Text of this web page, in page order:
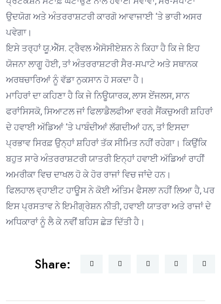
ਉਦਯੋਗ ਅਤੇ ਅੰਤਰਰਾਸ਼ਟਰੀ ਕਾਰਗੋ ਆਵਾਜਾਈ ‘ਤੇ ਭਾਰੀ ਅਸਰ
ਪਵੇਗਾ।
ਇਸੇ ਤਰ੍ਹਾਂ ਯੂ.ਐੱਸ. ਟ੍ਰੈਵਲ ਐਸੋਸੀਏਸ਼ਨ ਨੇ ਕਿਹਾ ਹੈ ਕਿ ਜੇ ਇਹ
ਯੋਜਨਾ ਲਾਗੂ ਹੋਈ, ਤਾਂ ਅੰਤਰਰਾਸ਼ਟਰੀ ਸੈਰ-ਸਪਾਟੇ ਅਤੇ ਸਥਾਨਕ
ਅਰਥਚਾਰਿਆਂ ਨੂੰ ਵੱਡਾ ਨੁਕਸਾਨ ਹੋ ਸਕਦਾ ਹੈ।
ਮਾਹਿਰਾਂ ਦਾ ਕਹਿਣਾ ਹੈ ਕਿ ਜੇ ਨਿਊਯਾਰਕ, ਲਾਸ ਏਂਜਲਸ, ਸਾਨ
ਫਰਾਂਸਿਸਕੋ, ਸਿਆਟਲ ਜਾਂ ਫਿਲਾਡੈਲਫੀਆ ਵਰਗੇ ਸੈਂਕਚੁਅਰੀ ਸ਼ਹਿਰਾਂ
ਦੇ ਹਵਾਈ ਅੱਡਿਆਂ ‘ਤੇ ਪਾਬੰਦੀਆਂ ਲੱਗਦੀਆਂ ਹਨ, ਤਾਂ ਇਸਦਾ
ਪ੍ਰਭਾਵ ਸਿਰਫ਼ ਉਨ੍ਹਾਂ ਸ਼ਹਿਰਾਂ ਤੱਕ ਸੀਮਿਤ ਨਹੀਂ ਰਹੇਗਾ। ਕਿਉਂਕਿ
ਬਹੁਤ ਸਾਰੇ ਅੰਤਰਰਾਸ਼ਟਰੀ ਯਾਤਰੀ ਇਨ੍ਹਾਂ ਹਵਾਈ ਅੱਡਿਆਂ ਰਾਹੀਂ
ਅਮਰੀਕਾ ਵਿਚ ਦਾਖਲ ਹੋ ਕੇ ਹੋਰ ਰਾਜਾਂ ਵਿਚ ਜਾਂਦੇ ਹਨ।
ਫਿਲਹਾਲ ਵ੍ਹਾਈਟ ਹਾਊਸ ਨੇ ਕੋਈ ਅੰਤਿਮ ਫੈਸਲਾ ਨਹੀਂ ਲਿਆ ਹੈ, ਪਰ
ਇਸ ਪ੍ਰਸਤਾਵ ਨੇ ਇਮੀਗ੍ਰੇਸ਼ਨ ਨੀਤੀ, ਹਵਾਈ ਯਾਤਰਾ ਅਤੇ ਰਾਜਾਂ ਦੇ
ਅਧਿਕਾਰਾਂ ਨੂੰ ਲੈ ਕੇ ਨਵੀਂ ਬਹਿਸ ਛੇੜ ਦਿੱਤੀ ਹੈ।
Share: